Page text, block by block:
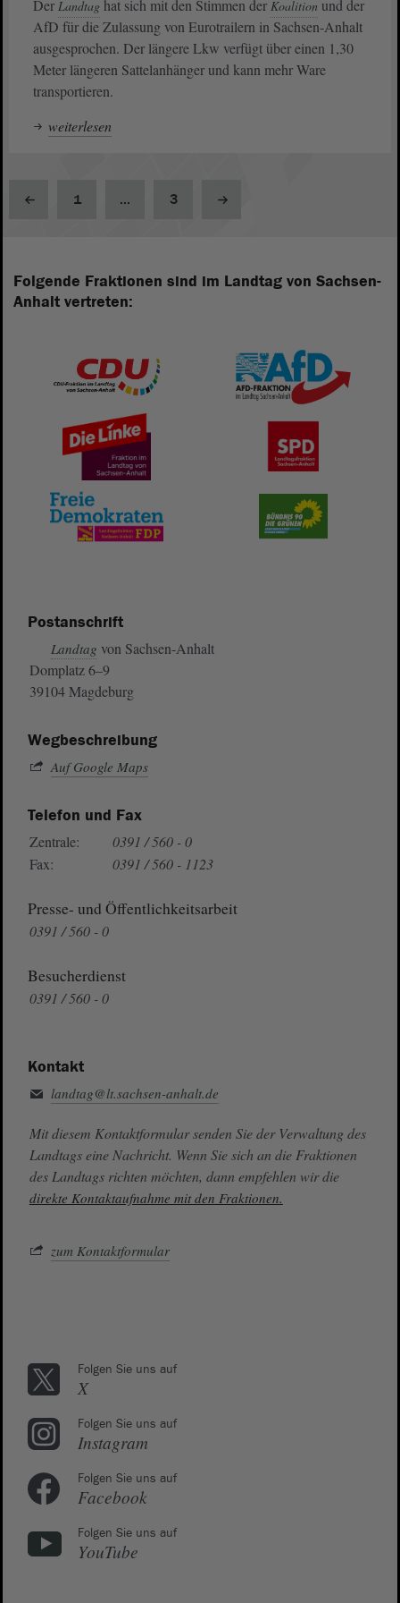
Der Landtag hat sich mit den Stimmen der Koalition und der
AfD für die Zulassung von Eurotrailern in Sachsen-Anhalt
ausgesprochen. Der längere Lkw verfügt über einen 1,30
Meter längeren Sattelanhänger und kann mehr Ware
transportieren.
weiterlesen
1 ... 3
Folgende Fraktionen sind im Landtag von Sachsen-
Anhalt vertreten:
Postanschrift
Landtag von Sachsen-Anhalt
Domplatz 6–9
39104 Magdeburg
Wegbeschreibung
Auf Google Maps
Telefon und Fax
Zentrale:
0391 / 560 - 0
Fax:
0391 / 560 - 1123
Presse- und Öffentlichkeitsarbeit
0391 / 560 - 0
Besucherdienst
0391 / 560 - 0
Kontakt
landtag@lt.sachsen-anhalt.de
Mit diesem Kontaktformular senden Sie der Verwaltung des
Landtags eine Nachricht. Wenn Sie sich an die Fraktionen
des Landtags richten möchten, dann empfehlen wir die
direkte Kontaktaufnahme mit den Fraktionen.
zum Kontaktformular
Folgen Sie uns auf
X
Folgen Sie uns auf
Instagram
Folgen Sie uns auf
Facebook
Folgen Sie uns auf
YouTube